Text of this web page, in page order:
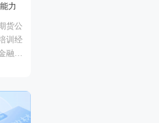
融
从事金融类考试培训多年，知名
金融培训师、金融机构中层管
理、清华大学出版社金融教材副
的“一哥”。